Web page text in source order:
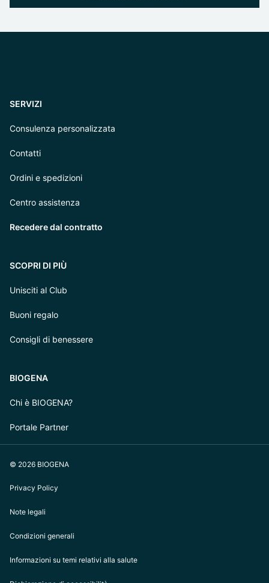
SERVIZI
Consulenza personalizzata
Contatti
Ordini e spedizioni
Centro assistenza
Recedere dal contratto
SCOPRI DI PIÙ
Unisciti al Club
Buoni regalo
Consigli di benessere
BIOGENA
Chi è BIOGENA?
Portale Partner
© 2026 BIOGENA
Privacy Policy
Note legali
Condizioni generali
Informazioni su temi relativi alla salute